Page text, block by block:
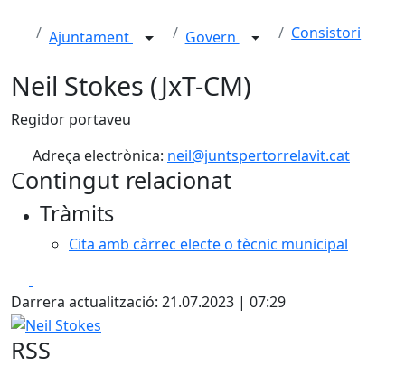
Ajuntament Govern Consistori
Neil Stokes (JxT-CM)
Regidor portaveu
Adreça electrònica: neil@juntspertorrelavit.cat
Contingut relacionat
Tràmits
Cita amb càrrec electe o tècnic municipal
Darrera actualització: 21.07.2023 | 07:29
Neil Stokes
RSS